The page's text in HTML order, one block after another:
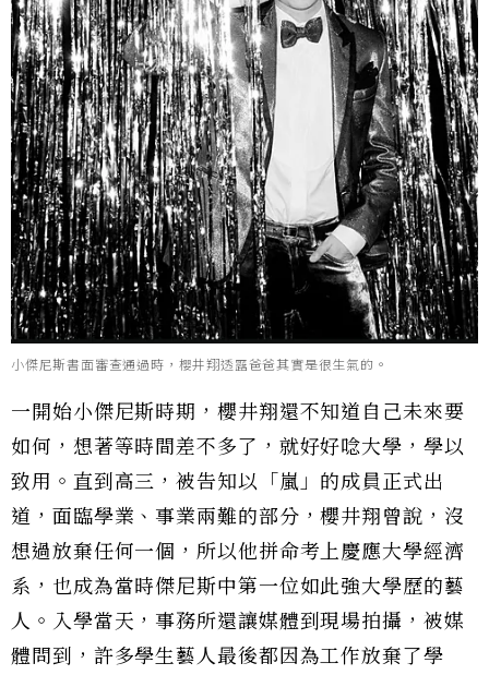
小傑尼斯書面審查通過時，櫻井翔透露爸爸其實是很生氣的。
一開始小傑尼斯時期，櫻井翔還不知道自己未來要
如何，想著等時間差不多了，就好好唸大學，學以
致用。直到高三，被告知以「嵐」的成員正式出
道，面臨學業、事業兩難的部分，櫻井翔曾說，沒
想過放棄任何一個，所以他拼命考上慶應大學經濟
系，也成為當時傑尼斯中第一位如此強大學歷的藝
人。入學當天，事務所還讓媒體到現場拍攝，被媒
體問到，許多學生藝人最後都因為工作放棄了學